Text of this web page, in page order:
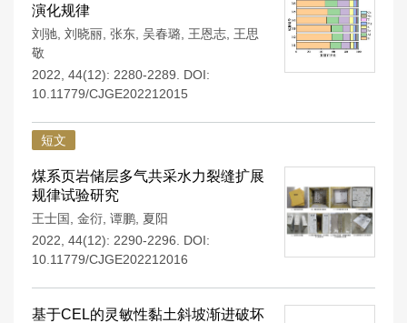
演化规律
刘驰 刘晓丽 张东 吴春璐 王恩志 王思
敬
2022, 44(12): 2280-2289.
DOI:
10.11779/CJGE202212015
短文
煤系页岩储层多气共采水力裂缝扩展
规律试验研究
王士国 金衍 谭鹏 夏阳
2022, 44(12): 2290-2296.
DOI:
10.11779/CJGE202212016
基于CEL的灵敏性黏土斜坡渐进破坏